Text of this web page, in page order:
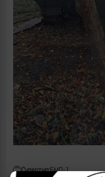
Супертип:БМП-1